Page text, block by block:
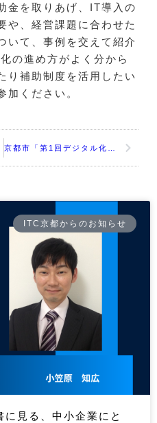
金を取りあげ、IT導入の
や、経営課題に合わせた
いて、事例を交えて紹介
の進め方がよく分から
り補助制度を活用したい
加ください。
ITC京都からのお知らせ
に見る、中小企業にと